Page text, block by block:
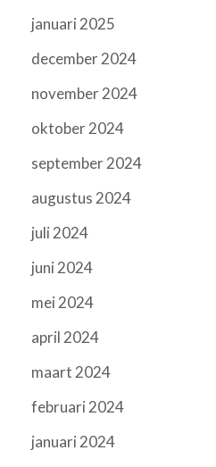
januari 2025
december 2024
november 2024
oktober 2024
september 2024
augustus 2024
juli 2024
juni 2024
mei 2024
april 2024
maart 2024
februari 2024
januari 2024